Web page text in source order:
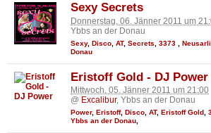
Sexy Secrets
Donnerstag, 06. Jänner 2011 um
Ybbs an der Donau
Sexy, Disco AT, Secrets 3373
Donau
Eristoff Gold - DJ Power
Mittwoch, 05. Jänner 2011 um 21:00
@ Excalibur, Ybbs an der Donau
Power, Eristoff, Disco AT, Eristoff Gold
Ybbs an der Donau